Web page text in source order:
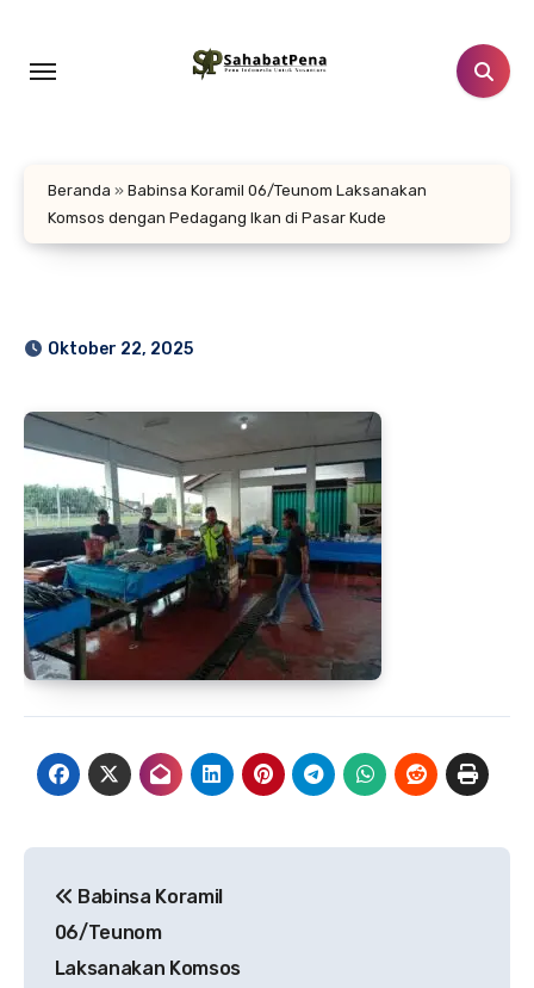
konten
Beranda » Babinsa Koramil 06/Teunom Laksanakan
Komsos dengan Pedagang Ikan di Pasar Kude
Oktober 22, 2025
pos
Babinsa Koramil
06/Teunom
Laksanakan Komsos